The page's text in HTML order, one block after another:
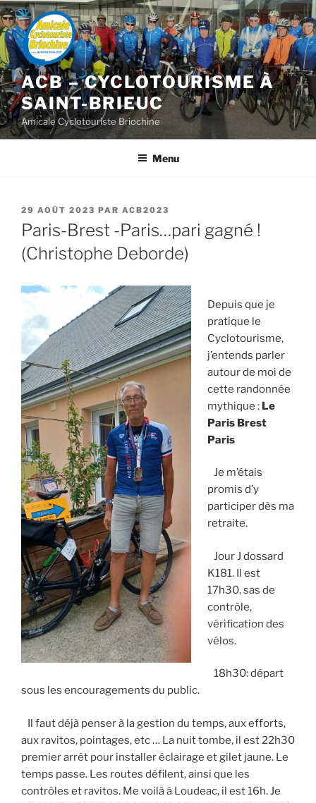
Aller
au
contenu
principal
ACB – CYCLOTOURISME À
SAINT-BRIEUC
Amicale Cyclotouriste Briochine
Menu
PUBLIÉ
LE
29 AOÛT 2023 PAR ACB2023
Paris-Brest -Paris…pari gagné !
(Christophe Deborde)
Depuis que je
pratique le
Cyclotourisme,
j’entends parler
autour de moi de
cette randonnée
mythique :Le
Paris Brest
Paris
Je m’étais
promis d’y
participer dès ma
retraite.
Jour J dossard
K181. Il est
17h30, sas de
contrôle,
vérification des
vélos.
18h30: départ
sous les encouragements du public.
Il faut déjà penser à la gestion du temps, aux efforts,
aux ravitos, pointages, etc … La nuit tombe, il est 22h30
premier arrêt pour installer éclairage et gilet jaune. Le
temps passe. Les routes défilent, ainsi que les
contrôles et ravitos. Me voilà à Loudeac, il est 16h. Je